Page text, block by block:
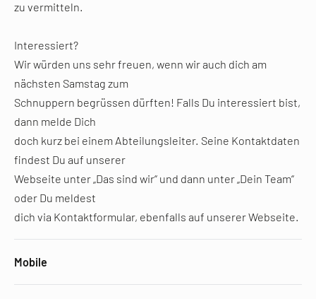
zu vermitteln.
Interessiert?
Wir würden uns sehr freuen, wenn wir auch dich am
nächsten Samstag zum
Schnuppern begrüssen dürften! Falls Du interessiert bist,
dann melde Dich
doch kurz bei einem Abteilungsleiter. Seine Kontaktdaten
findest Du auf unserer
Webseite unter „Das sind wir“ und dann unter „Dein Team“
oder Du meldest
dich via Kontaktformular, ebenfalls auf unserer Webseite.
Mobile